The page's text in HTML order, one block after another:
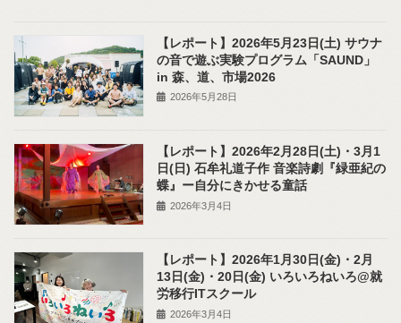
【レポート】2026年5月23日(土) サウナ
の音で遊ぶ実験プログラム「SAUND」
in 森、道、市場2026
2026年5月28日
【レポート】2026年2月28日(土)・3月1
日(日) 石牟礼道子作 音楽詩劇『緑亜紀の
蝶』ー自分にきかせる童話
2026年3月4日
【レポート】2026年1月30日(金)・2月
13日(金)・20日(金) いろいろねいろ@就
労移行ITスクール
2026年3月4日